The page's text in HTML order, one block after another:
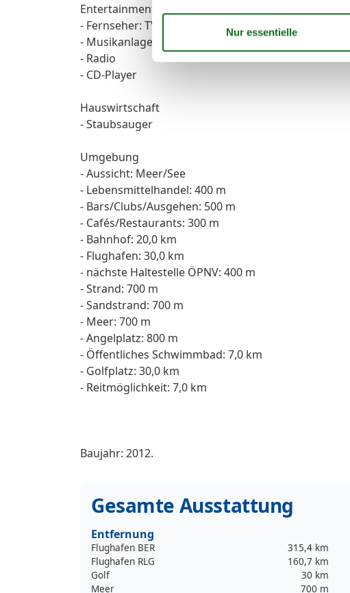
Entertainment
- Fernseher: TV, Kabel-TV
- Musikanlage
- Radio
- CD-Player
Hauswirtschaft
- Staubsauger
Umgebung
- Aussicht: Meer/See
- Lebensmittelhandel: 400 m
- Bars/Clubs/Ausgehen: 500 m
- Cafés/Restaurants: 300 m
- Bahnhof: 20,0 km
- Flughafen: 30,0 km
- nächste Haltestelle ÖPNV: 400 m
- Strand: 700 m
- Sandstrand: 700 m
- Meer: 700 m
- Angelplatz: 800 m
- Öffentliches Schwimmbad: 7,0 km
- Golfplatz: 30,0 km
- Reitmöglichkeit: 7,0 km
Baujahr: 2012.
Gesamte Ausstattung
Entfernung
Flughafen BER
315,4 km
Flughafen RLG
160,7 km
Golf
30 km
Meer
700 m